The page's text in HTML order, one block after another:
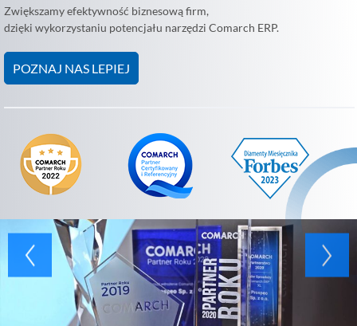
Zwiększamy efektywność biznesową firm,
dzięki wykorzystaniu potencjału narzędzi Comarch ERP.
POZNAJ NAS LEPIEJ